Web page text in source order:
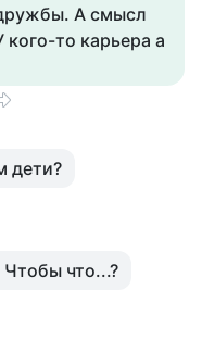
А смысл
то карьера а
дети?
что...?